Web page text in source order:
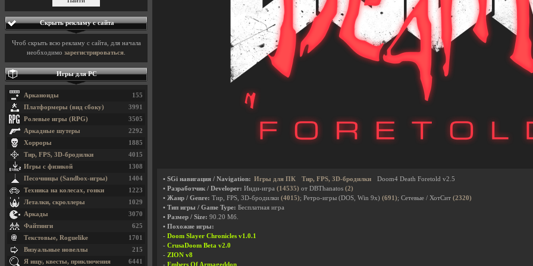
• SGi навигация / Navigation: Игры для ПК Тир, FPS, 3D-бродилки
Doom4 Death Foretold v2.5
• Разработчик / Developer: Инди-игра (14535) от DBThanatos (2)
• Жанр / Genre: Тир, FPS, 3D-бродилки (4015); Ретро-игры (DOS, Win 9x) (691); Сетевые / ХотСит (2320)
• Тип игры / Game Type: Бесплатная игра
• Размер / Size: 90.20 Мб.
• Похожие игры:
- Doom Slayer Chronicles v1.0.1
- CrusaDoom Beta v2.0
- ZION v8
- Embers Of Armageddon
Скрыть рекламу с сайта
Чтоб скрыть всю рекламу с сайта, для начала
необходимо зарегистрироваться
Игры для PC
155
Арканоиды
3991
Платформеры (вид сбоку)
3505
Ролевые игры (RPG)
2292
Аркадные шутеры
1885
Хорроры
4015
Тир, FPS, 3D-бродилки
1308
Игры с физикой
1404
Песочницы (Sandbox-игры)
1223
Техника на колесах, гонки
1029
Леталки, скроллеры
3070
Аркады
625
Файтинги
1701
Текстовые, Roguelike
215
Визуальные новеллы
6441
Я ищу, квесты, приключения